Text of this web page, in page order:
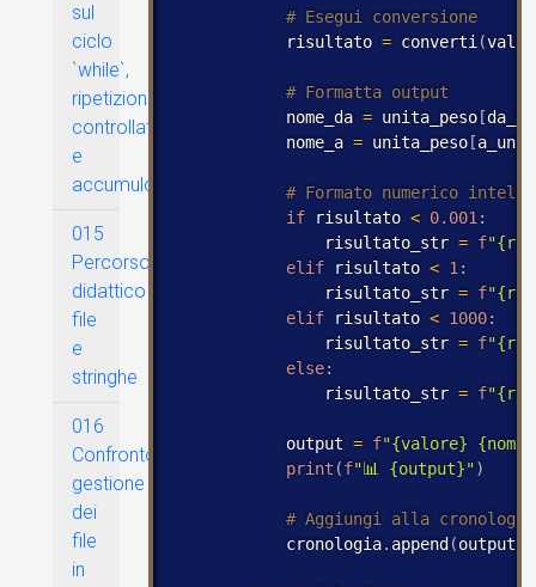
sul
ciclo
`while`,
ripetizione
controllata
e
accumulo
015
Percorso
didattico
file
e
stringhe
016
Confronto
gestione
dei
file
in
# Esegui conversione
            risultato
= converti (
            nome_da
= unita_peso[
            nome_a
= unita_peso[
if risultato < 0.001 :
                risultato_str
= f
elif risultato < 1 :
                risultato_str
= f
elif risultato < 1000:
                risultato_str
= f
else:
                risultato_str
= f
            output
= f"{valore}
print (f"📊 {output}")
            cronologia
. append (output